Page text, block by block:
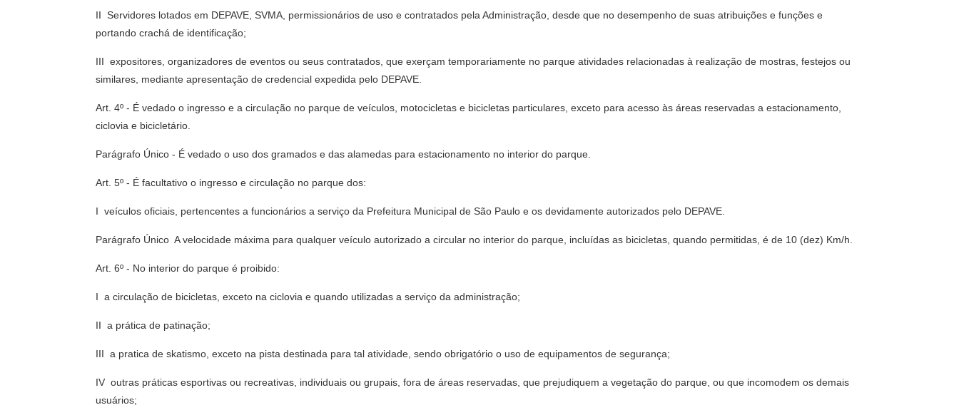
II  Servidores lotados em DEPAVE, SVMA, permissionários de uso e contratados pela Administração, desde que no desempenho de suas atribuições e funções e
portando crachá de identificação;
III  expositores, organizadores de eventos ou seus contratados, que exerçam temporariamente no parque atividades relacionadas à realização de mostras, festejos ou
similares, mediante apresentação de credencial expedida pelo DEPAVE.
Art. 4º - É vedado o ingresso e a circulação no parque de veículos, motocicletas e bicicletas particulares, exceto para acesso às áreas reservadas a estacionamento,
ciclovia e bicicletário.
Parágrafo Único - É vedado o uso dos gramados e das alamedas para estacionamento no interior do parque.
Art. 5º - É facultativo o ingresso e circulação no parque dos:
I  veículos oficiais, pertencentes a funcionários a serviço da Prefeitura Municipal de São Paulo e os devidamente autorizados pelo DEPAVE.
Parágrafo Único  A velocidade máxima para qualquer veículo autorizado a circular no interior do parque, incluídas as bicicletas, quando permitidas, é de 10 (dez) Km/h.
Art. 6º - No interior do parque é proibido:
I  a circulação de bicicletas, exceto na ciclovia e quando utilizadas a serviço da administração;
II  a prática de patinação;
III  a pratica de skatismo, exceto na pista destinada para tal atividade, sendo obrigatório o uso de equipamentos de segurança;
IV  outras práticas esportivas ou recreativas, individuais ou grupais, fora de áreas reservadas, que prejudiquem a vegetação do parque, ou que incomodem os demais
usuários;